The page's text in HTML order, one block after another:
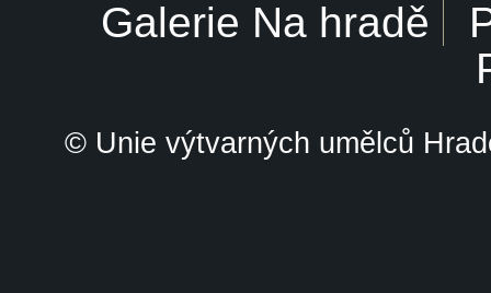
Galerie Na hradě
© Unie výtvarných umělců